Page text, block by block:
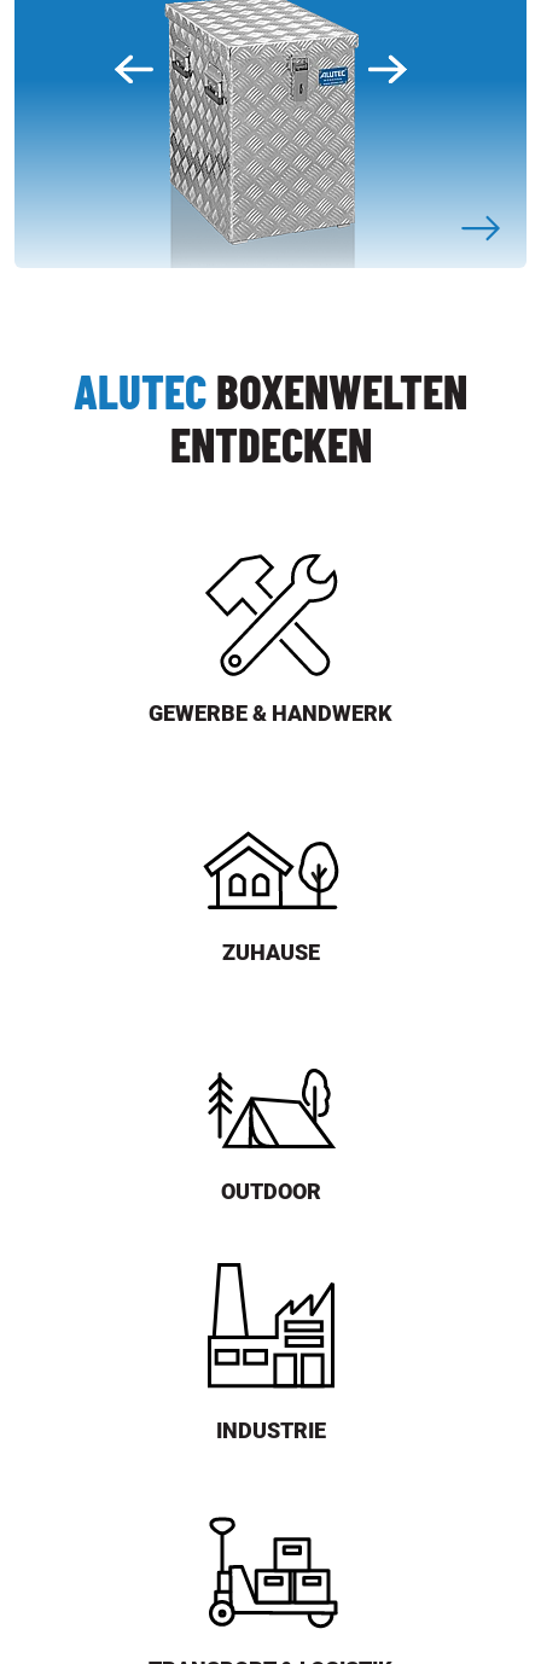
ALUTECBOXENWELTEN
ENTDECKEN
GEWERBE & HANDWERK
ZUHAUSE
OUTDOOR
INDUSTRIE